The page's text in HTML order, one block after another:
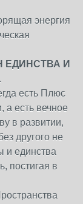
энергия
ЕДИНСТВА И
.
есть Плюс
есть вечное
в развитии,
другого не
и единства
постигая в